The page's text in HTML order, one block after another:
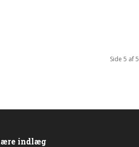
Side 5 af 5
indlæg